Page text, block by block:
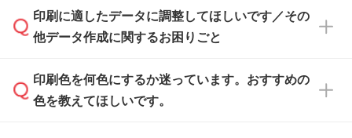
ご入稿後は経験豊富なスタッフがデータに不備
がないかチェックし、お客様と確認してから印
刷に進みますので、ご安心ください。
入稿用のテンプレートはPDF形式ですが、
IllustratorやPhotoshopで開いてご利用いただけ
方」をご確認ください。
印刷に適したデータ・解像度かどうか、担当ス
タッフが事前に確認いたします。
ムへ添付いただくか、担当スタッフ宛にメール
でお送りください。
印刷に適したデータに調整してほしいです／その
他データ作成に関するお困りごと
データ作成でお困りの際には、担当スタッフが
サポートいたしますのでお気軽にご相談くださ
印刷色を何色にするか迷っています。おすすめの
色を教えてほしいです。